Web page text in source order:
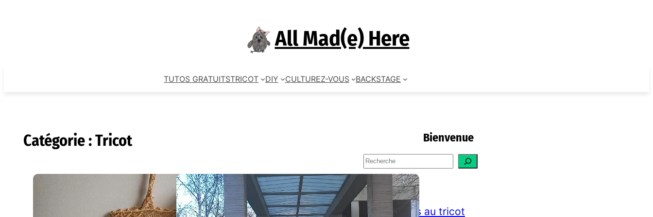
All Mad(e) Here
TUTOS GRATUITSTRICOT DIY CULTUREZ-VOUS BACKSTAGE
Catégorie :Tricot Bienvenue
S
e
a
r
c
TAGS
accessoires au tricot